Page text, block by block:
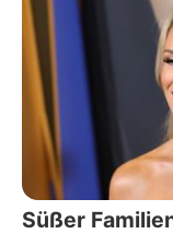
Süßer